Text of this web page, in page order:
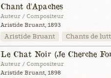
Chant d'Apaches
Auteur / Compositeur
Aristide Bruant, 1893
Aristide Bruant Chants de
Le Chat Noir (Je Cherche
Auteur / Compositeur
Aristide Bruant, 1898